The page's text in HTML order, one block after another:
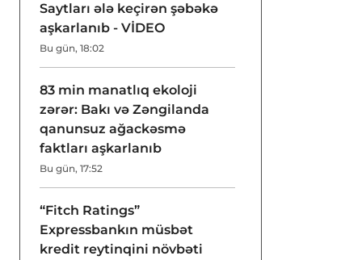
Saytları ələ keçirən şəbəkə
aşkarlanıb - VİDEO
Bu gün, 18:02
83 min manatlıq ekoloji
zərər: Bakı və Zəngilanda
qanunsuz ağackəsmə
faktları aşkarlanıb
Bu gün, 17:52
“Fitch Ratings”
Expressbankın müsbət
kredit reytinqini növbəti